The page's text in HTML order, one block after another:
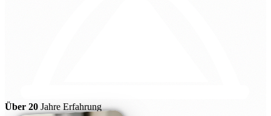
Über 20 Jahre Erfahrung